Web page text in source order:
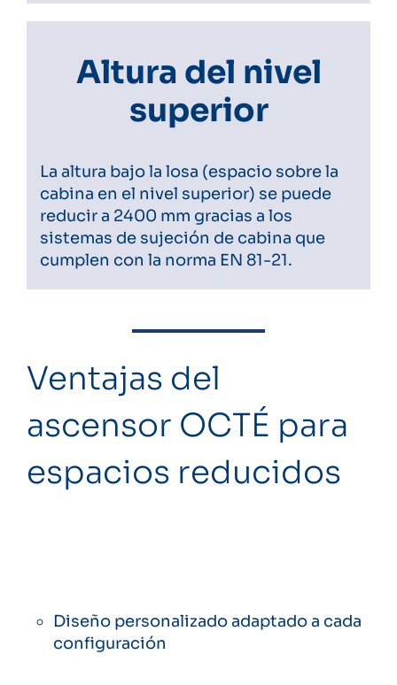
Altura del nivel
superior
La altura bajo la losa (espacio sobre la
cabina en el nivel superior) se puede
reducir a 2400 mm gracias a los
sistemas de sujeción de cabina que
cumplen con la norma EN 81-21.
Ventajas del
ascensor OCTÉ para
espacios reducidos
Diseño personalizado adaptado a cada
configuración